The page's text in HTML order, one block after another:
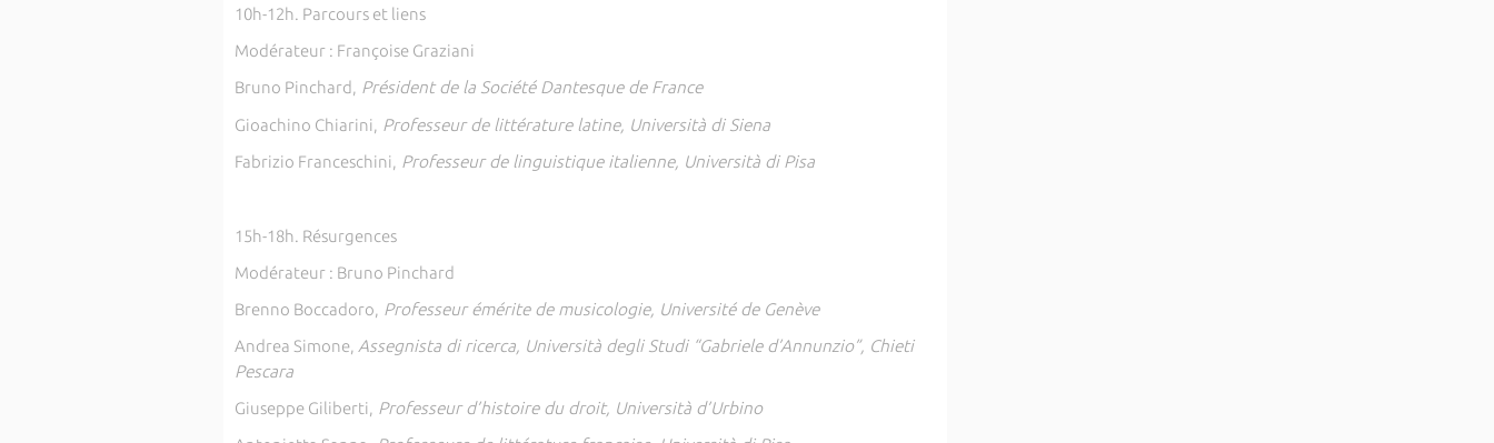
10h-12h. Parcours et liens
Modérateur : Françoise Graziani
Bruno Pinchard, Président de la Société Dantesque de France
Gioachino Chiarini, Professeur de littérature latine, Università di Siena
Fabrizio Franceschini, Professeur de linguistique italienne, Università di Pisa
15h-18h. Résurgences
Modérateur : Bruno Pinchard
Brenno Boccadoro, Professeur émérite de musicologie, Université de Genève
Andrea Simone, Assegnista di ricerca, Università degli Studi “Gabriele d’Annunzio”, Chieti
Pescara
Giuseppe Giliberti, Professeur d’histoire du droit, Università d’Urbino